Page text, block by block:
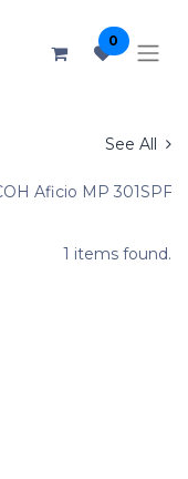
0
See All
Aficio MP 301SPF
1 items found.